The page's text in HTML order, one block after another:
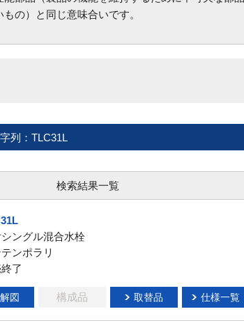
の）と同じ意味合いです。
列：TLC31L
検索結果一覧
シングル混合水栓
テンポラリ
終了
図 構成品 取替品 仕様一覧